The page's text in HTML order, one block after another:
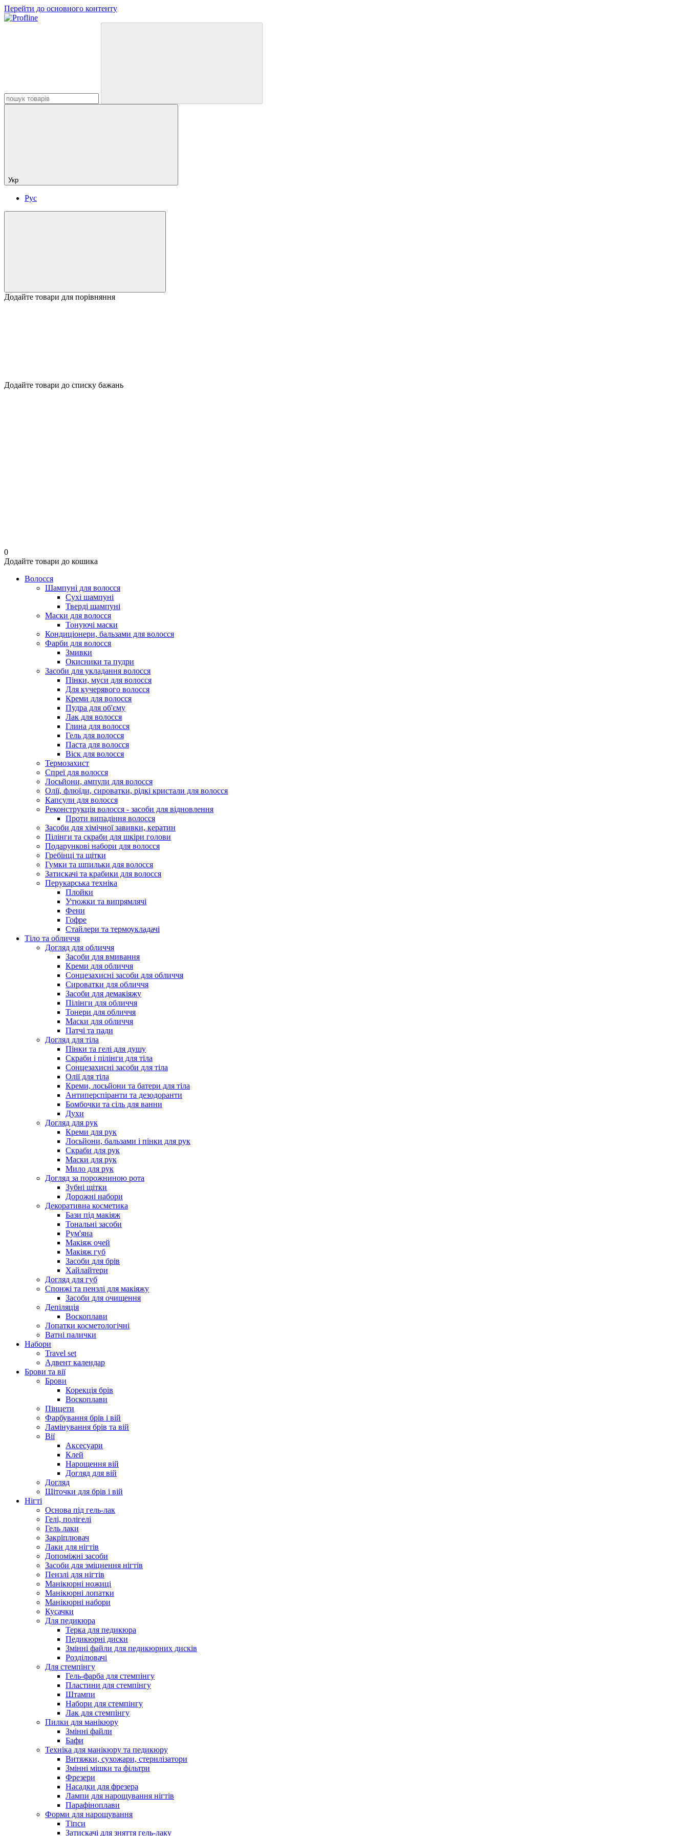
Перейти до основного контенту
Укр
Рус
Додайте товари для порівняння
Додайте товари до списку бажань
0
Додайте товари до кошика
Волосся
Шампуні для волосся
Сухі шампуні
Тверді шампуні
Маски для волосся
Тонуючі маски
Кондиціонери, бальзами для волосся
Фарби для волосся
Змивки
Окисники та пудри
Засоби для укладання волосся
Пінки, муси для волосся
Для кучерявого волосся
Креми для волосся
Пудра для об'єму
Лак для волосся
Глина для волосся
Гель для волосся
Паста для волосся
Віск для волосся
Термозахист
Спреї для волосся
Лосьйони, ампули для волосся
Олії, флюїди, сироватки, рідкі кристали для волосся
Капсули для волосся
Реконструкція волосся - засоби для відновлення
Проти випадіння волосся
Засоби для хімічної завивки, кератин
Пілінги та скраби для шкіри голови
Подарункові набори для волосся
Гребінці та щітки
Гумки та шпильки для волосся
Затискачі та крабики для волосся
Перукарська техніка
Плойки
Утюжки та випрямлячі
Фени
Гофре
Стайлери та термоукладачі
Тіло та обличчя
Догляд для обличчя
Засоби для вмивання
Креми для обличчя
Сонцезахисні засоби для обличчя
Сироватки для обличчя
Засоби для демакіяжу
Пілінги для обличчя
Тонери для обличчя
Маски для обличчя
Патчі та пади
Догляд для тіла
Пінки та гелі для душу
Скраби і пілінги для тіла
Сонцезахисні засоби для тіла
Олії для тіла
Креми, лосьйони та батери для тіла
Антиперспіранти та дезодоранти
Бомбочки та сіль для ванни
Духи
Догляд для рук
Креми для рук
Лосьйони, бальзами і пінки для рук
Скраби для рук
Маски для рук
Мило для рук
Догляд за порожниною рота
Зубні щітки
Дорожні набори
Декоративна косметика
Бази під макіяж
Тональні засоби
Рум'яна
Макіяж очей
Макіяж губ
Засоби для брів
Хайлайтери
Догляд для губ
Спонжі та пензлі для макіяжу
Засоби для очищення
Депіляція
Воскоплави
Лопатки косметологічні
Ватні палички
Набори
Travel set
Адвент календар
Брови та вії
Брови
Корекція брів
Воскоплави
Пінцети
Фарбування брів і вій
Ламінування брів та вій
Вії
Аксесуари
Клей
Нарощення вій
Догляд для вій
Догляд
Щіточки для брів і вій
Нігті
Основа під гель-лак
Гелі, полігелі
Гель лаки
Закріплювач
Лаки для нігтів
Допоміжні засоби
Засоби для зміцнення нігтів
Пензлі для нігтів
Манікюрні ножиці
Манікюрні лопатки
Манікюрні набори
Кусачки
Для педикюра
Терка для педикюра
Педикюрні диски
Змінні файли для педикюрних дисків
Розділювачі
Для стемпінгу
Гель-фарба для стемпінгу
Пластини для стемпінгу
Штампи
Набори для стемпінгу
Лак для стемпінгу
Пилки для манікюру
Змінні файли
Бафи
Техніка для манікюру та педикюру
Витяжки, сухожари, стерилізатори
Змінні мішки та фільтри
Фрезери
Насадки для фрезера
Лампи для нарощування нігтів
Парафіноплави
Форми для нарощування
Тіпси
Затискачі для зняття гель-лаку